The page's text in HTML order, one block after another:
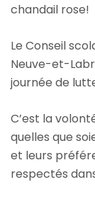
chandail rose!
Le Conseil
Neuve-et-
journée de
C’est la
quelles que
et leurs
respectés